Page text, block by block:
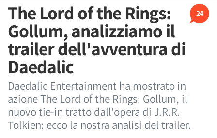
24
The Lord of the Rings:
Gollum, analizziamo il
trailer dell'avventura di
Daedalic
Daedalic Entertainment ha mostrato in
azione The Lord of the Rings: Gollum, il
nuovo tie-in tratto dall'opera di J.R.R.
Tolkien: ecco la nostra analisi del trailer.